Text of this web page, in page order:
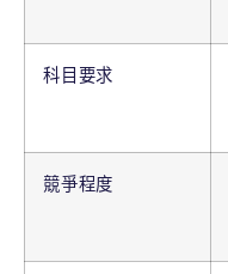
科目要求
競爭程度